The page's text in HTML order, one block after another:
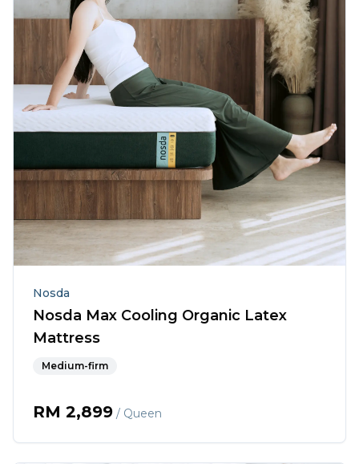
Nosda
Nosda Max Cooling Organic Latex
Mattress
Medium-firm
RM 2,899 / Queen